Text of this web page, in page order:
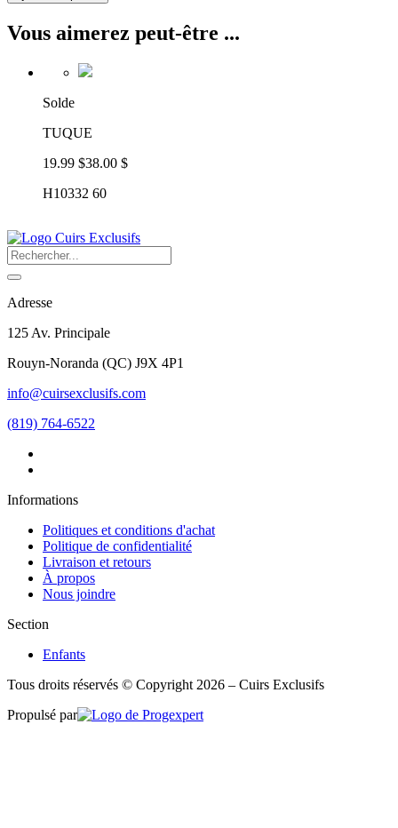
Vous aimerez peut-être ...
Solde
TUQUE
19.99 $38.00 $
H10332 60
Adresse
125 Av. Principale
Rouyn-Noranda (QC) J9X 4P1
info@cuirsexclusifs.com
(819) 764-6522
Informations
Politiques et conditions d'achat
Politique de confidentialité
Livraison et retours
À propos
Nous joindre
Section
Enfants
Tous droits réservés © Copyright 2026 – Cuirs Exclusifs
Propulsé par